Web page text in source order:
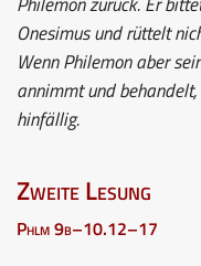
Onesimus und rüttelt
Wenn Philemon aber
annimmt und
hinfällig.
Zweite Lesung
Phlm 9b–10.12–17